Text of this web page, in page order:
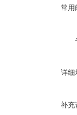
常用
详细
补充